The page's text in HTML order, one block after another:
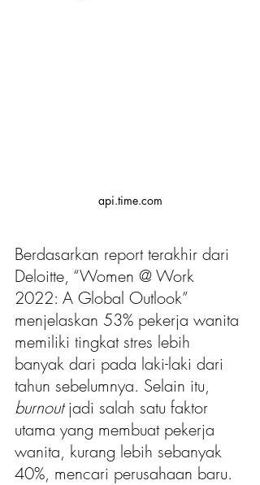
api.time.com
Berdasarkan report terakhir dari
Deloitte, “Women @ Work
2022: A Global Outlook”
menjelaskan 53% pekerja wanita
memiliki tingkat stres lebih
banyak dari pada laki-laki dari
tahun sebelumnya. Selain itu,
burnout jadi salah satu faktor
utama yang membuat pekerja
wanita, kurang lebih sebanyak
40%, mencari perusahaan baru.